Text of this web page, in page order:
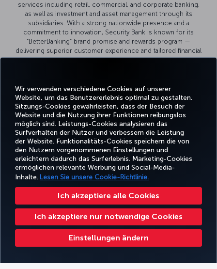
Wir verwenden verschiedene Cookies auf unserer
Website, um das Benutzererlebnis optimal zu gestalten.
Sitzungs-Cookies gewährleisten, dass der Besuch der
Website und die Nutzung ihrer Funktionen reibungslos
möglich sind. Leistungs-Cookies analysieren das
Surfverhalten der Nutzer und verbessern die Leistung
der Website. Funktionalitäts-Cookies speichern die von
den Nutzern vorgenommenen Einstellungen und
erleichtern dadurch das Surferlebnis. Marketing-Cookies
ermöglichen relevante Werbung und Social-Media-
Inhalte. Lesen Sie unsere Cookie-Richtlinie.
Ich akzeptiere alle Cookies
Ich akzeptiere nur notwendige Cookies
Einstellungen ändern
services including retail, commercial, and corporate banking,
as well as investment and asset management through its
subsidiaries. With a strong nationwide presence and a
commitment to innovation, Security Bank is known for its
“BetterBanking” brand promise and rewards program —
delivering superior customer experience and tailored financial
solutions. Security Bank continues to grow its digital and
seamless and rewarding travel experiences.
Through the partnership with Security Bank, 10.000
BetterBanking Rewards Points are worth 734 Miles&Smiles
Miles.
For more information please visit thewebsite.
Auch im Ausland nicht auf
besondere Vorzugsrechte
verzichten
Facebook
TwitterInstagram
YouTubeLinkedIn
TikTokBlog